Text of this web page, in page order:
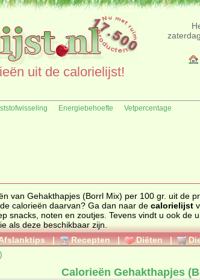
uit de calorielijst!
Energiebehoefte Vetpercentage
van Gehakthapjes (Borrl Mix) per 100 gr. uit de
en de calorieën daarvan? Ga dan naar de calorielijst
snacks, noten en zoutjes
als deze beschikbaar zijn.
| Recepten | Diëten |
Calorieën Gehakthapjes